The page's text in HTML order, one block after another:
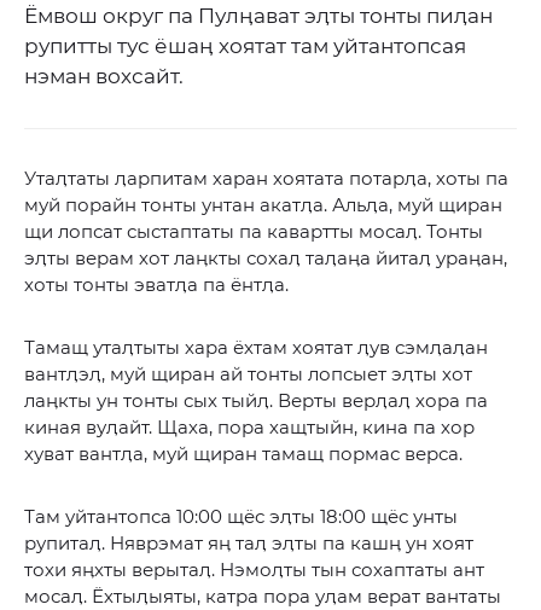
Ёмвош округ па Пулӊават эӆты тонты пиӆан
рупитты тус ёшаӊ хоятат там уйтантопсая
нэман вохсайт.
Утаӆтаты ӆарпитам харан хоятата потарӆа, хоты па
муй порайн тонты унтан акатӆа. Альӆа, муй щиран
щи лопсат сыстаптаты па кавартты мосаӆ. Тонты
эӆты верам хот лаӊкты сохаӆ таӆаӊа йитаӆ ураӊан,
хоты тонты эватӆа па ёнтӆа.
Тамащ утаӆтыты хара ёхтам хоятат ӆув сэмӆаӆан
вантӆэӆ, муй щиран ай тонты лопсыет эӆты хот
лаӊкты ун тонты сых тыйӆ. Верты верӆаӆ хора па
киная вуӆайт. Щаха, пора хащтыйн, кина па хор
хуват вантӆа, муй щиран тамащ пормас верса.
Там уйтантопса 10:00 щёс эӆты 18:00 щёс унты
рупитаӆ. Няврэмат яӊ таӆ эӆты па кашӊ ун хоят
тохи яӊхты верытаӆ. Нэмоӆты тын сохаптаты ант
мосаӆ. Ёхтыӆыяты, катра пора уӆам верат вантаты